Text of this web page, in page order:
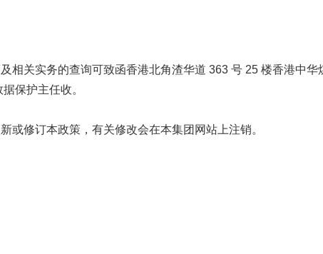
相关实务的查询可致函香港北角渣华道 363 号 25 楼香港中华
保护主任收。
或修订本政策，有关修改会在本集团网站上注销。